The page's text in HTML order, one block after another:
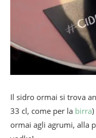
Il sidro ormai si trova
33 cl, come per la birra
ormai agli agrumi, alla